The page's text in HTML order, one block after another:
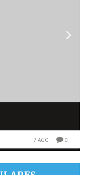
7 AGO 0